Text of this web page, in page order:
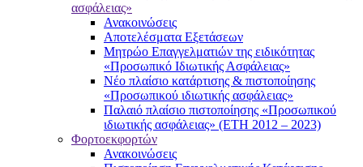
ασφάλειας»
Ανακοινώσεις
Αποτελέσματα Εξετάσεων
Μητρώο Επαγγελματιών της ειδικότητας
«Προσωπικό Ιδιωτικής Ασφάλειας»
Νέο πλαίσιο κατάρτισης & πιστοποίησης
«Προσωπικού ιδιωτικής ασφάλειας»
Παλαιό πλαίσιο πιστοποίησης «Προσωπικού
ιδιωτικής ασφάλειας» (ΕΤΗ 2012 – 2023)
Φορτοεκφορτών
Ανακοινώσεις